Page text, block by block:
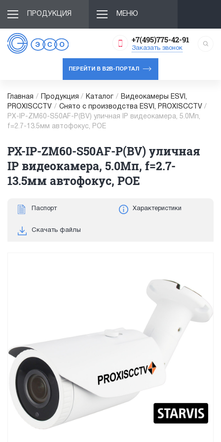
ПРОДУКЦИЯ МЕНЮ
+7(495)775-42-91
Заказать звонок
ПЕРЕЙТИ В B2B-ПОРТАЛ
Главная / Продукция / Каталог /
Видеокамеры ESVI,
PROXISCCTV / Снято с производства ESVI, PROXISCCTV /
PX-IP-ZM60-S50AF-P(BV) уличная IP видеокамера, 5.0Мп,
f=2.7-13.5мм автофокус, POE
PX-IP-ZM60-S50AF-P(BV) уличная
IP видеокамера, 5.0Мп, f=2.7-
13.5мм автофокус, POE
Паспорт Характеристики
Скачать файлы